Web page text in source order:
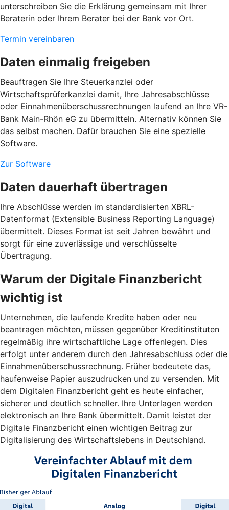
unterschreiben Sie die Erklärung gemeinsam mit Ihrer
Beraterin oder Ihrem Berater bei der Bank vor Ort.
Termin vereinbaren
Daten einmalig freigeben
Beauftragen Sie Ihre Steuerkanzlei oder
Wirtschaftsprüferkanzlei damit, Ihre Jahresabschlüsse
oder Einnahmenüberschussrechnungen laufend an Ihre VR-
Bank Main-Rhön eG zu übermitteln. Alternativ können Sie
das selbst machen. Dafür brauchen Sie eine spezielle
Software.
Zur Software
Daten dauerhaft übertragen
Ihre Abschlüsse werden im standardisierten XBRL-
Datenformat (Extensible Business Reporting Language)
übermittelt. Dieses Format ist seit Jahren bewährt und
sorgt für eine zuverlässige und verschlüsselte
Übertragung.
Warum der Digitale Finanzbericht
wichtig ist
Unternehmen, die laufende Kredite haben oder neu
beantragen möchten, müssen gegenüber Kreditinstituten
regelmäßig ihre wirtschaftliche Lage offenlegen. Dies
erfolgt unter anderem durch den Jahresabschluss oder die
Einnahmenüberschussrechnung. Früher bedeutete das,
haufenweise Papier auszudrucken und zu versenden. Mit
dem Digitalen Finanzbericht geht es heute einfacher,
sicherer und deutlich schneller. Ihre Unterlagen werden
elektronisch an Ihre Bank übermittelt. Damit leistet der
Digitale Finanzbericht einen wichtigen Beitrag zur
Digitalisierung des Wirtschaftslebens in Deutschland.